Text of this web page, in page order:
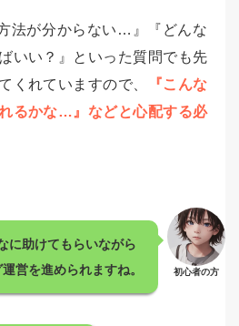
法が分からない…』『どんな
いい？』といった質問でも先
くれていますので、
『こんな
るかな…』などと心配する必
に助けてもらいながら
営を進められますね。
初心者の方